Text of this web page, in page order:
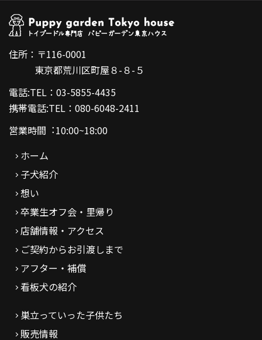
住所：〒116-0001
東京都荒川区町屋８-８-５
電話:TEL：03-5855-4435
携帯電話:TEL：080-6048-2411
営業時間︓10:00~18:00
ホーム
子犬紹介
想い
卒業生オフ会・里帰り
店舗情報・アクセス
ご契約からお引渡しまで
アフター・補償
看板犬の紹介
巣立っていった子供たち
販売情報